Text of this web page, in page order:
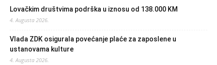
Lovačkim društvima podrška u iznosu od 138.000 KM
4. Augusta 2026.
Vlada ZDK osigurala povećanje plaće za zaposlene u
ustanovama kulture
4. Augusta 2026.